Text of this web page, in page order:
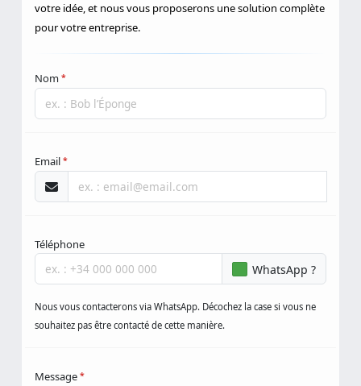
votre idée, et nous vous proposerons une solution complète
pour votre entreprise.
Nom *
Email *
Téléphone
WhatsApp ?
Nous vous contacterons via WhatsApp. Décochez la case si vous ne
souhaitez pas être contacté de cette manière.
Message *